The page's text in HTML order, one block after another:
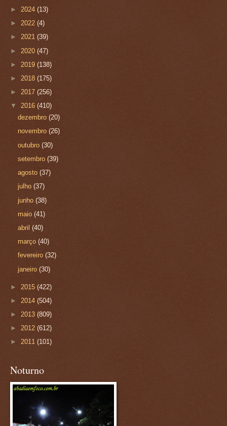
► 2024 (13)
► 2022 (4)
► 2021 (39)
► 2020 (47)
► 2019 (138)
► 2018 (175)
► 2017 (256)
▼ 2016 (410)
dezembro(20)
novembro(26)
outubro(30)
setembro(39)
agosto(37)
julho(37)
junho(38)
maio(41)
abril(40)
março(40)
fevereiro(32)
janeiro(30)
► 2015 (422)
► 2014 (504)
► 2013 (809)
► 2012 (612)
► 2011 (101)
Noturno